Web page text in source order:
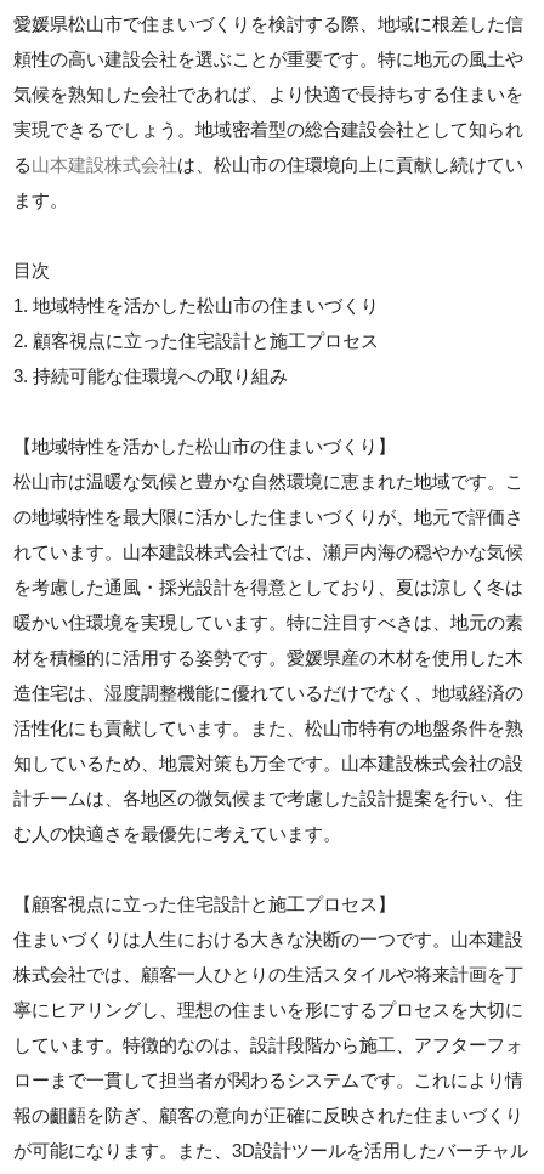
愛媛県松山市で住まいづくりを検討する際、地域に根差した信
頼性の高い建設会社を選ぶことが重要です。特に地元の風土や
気候を熟知した会社であれば、より快適で長持ちする住まいを
実現できるでしょう。地域密着型の総合建設会社として知られ
る山本建設株式会社は、松山市の住環境向上に貢献し続けてい
ます。
目次
1. 地域特性を活かした松山市の住まいづくり
2. 顧客視点に立った住宅設計と施工プロセス
3. 持続可能な住環境への取り組み
【地域特性を活かした松山市の住まいづくり】
松山市は温暖な気候と豊かな自然環境に恵まれた地域です。こ
の地域特性を最大限に活かした住まいづくりが、地元で評価さ
れています。山本建設株式会社では、瀬戸内海の穏やかな気候
を考慮した通風・採光設計を得意としており、夏は涼しく冬は
暖かい住環境を実現しています。特に注目すべきは、地元の素
材を積極的に活用する姿勢です。愛媛県産の木材を使用した木
造住宅は、湿度調整機能に優れているだけでなく、地域経済の
活性化にも貢献しています。また、松山市特有の地盤条件を熟
知しているため、地震対策も万全です。山本建設株式会社の設
計チームは、各地区の微気候まで考慮した設計提案を行い、住
む人の快適さを最優先に考えています。
【顧客視点に立った住宅設計と施工プロセス】
住まいづくりは人生における大きな決断の一つです。山本建設
株式会社では、顧客一人ひとりの生活スタイルや将来計画を丁
寧にヒアリングし、理想の住まいを形にするプロセスを大切に
しています。特徴的なのは、設計段階から施工、アフターフォ
ローまで一貫して担当者が関わるシステムです。これにより情
報の齟齬を防ぎ、顧客の意向が正確に反映された住まいづくり
が可能になります。また、3D設計ツールを活用したバーチャル